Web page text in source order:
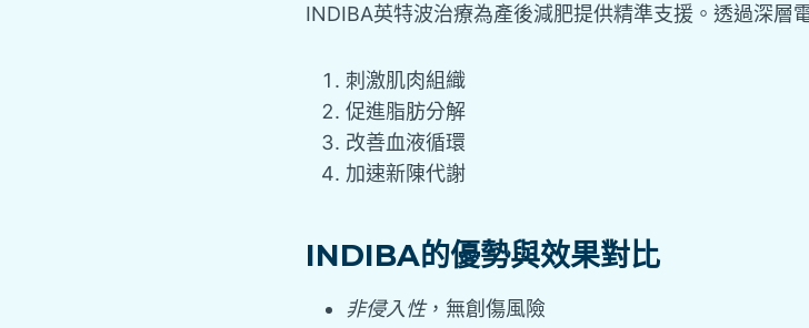
INDIBA英特波治療為產後減肥提供精準支援。透過深層
刺激肌肉組織
促進脂肪分解
改善血液循環
加速新陳代謝
INDIBA的優勢與效果對比
非侵入性，無創傷風險